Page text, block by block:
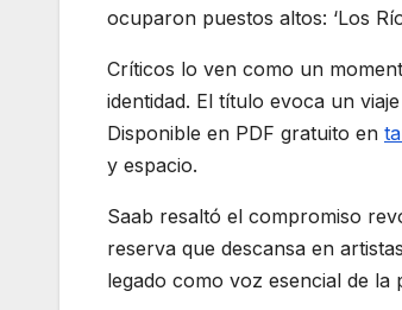
ocuparon puestos altos: ‘Los
Críticos lo ven como un
identidad. El título evoca un
Disponible en PDF gratuito en
y espacio.
Saab resaltó el compromiso
reserva que descansa en
legado como voz esencial de la